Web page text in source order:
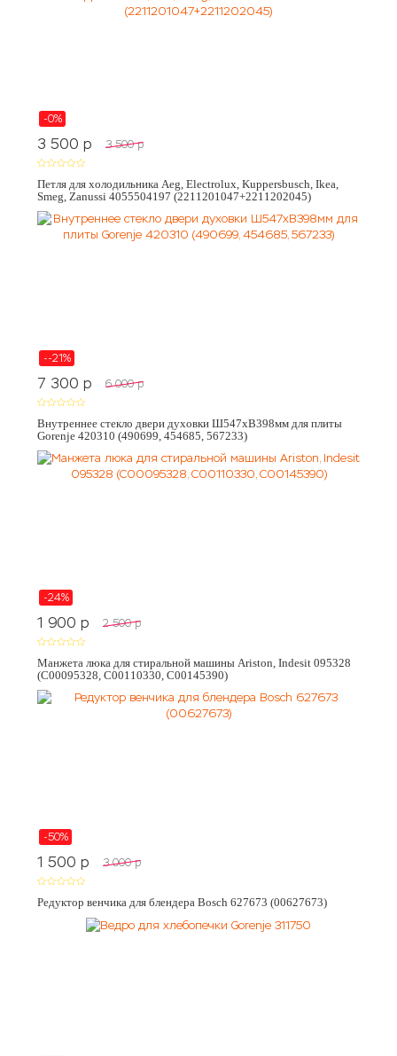
-0%
3 500 p 3 500 p
Петля для холодильника Aeg, Electrolux, Kuppersbusch, Ikea,
Smeg, Zanussi 4055504197 (2211201047+2211202045)
--21%
7 300 p 6 000 p
Внутреннее стекло двери духовки Ш547хВ398мм для плиты
Gorenje 420310 (490699, 454685, 567233)
-24%
1 900 p 2 500 p
Манжета люка для стиральной машины Ariston, Indesit 095328
(C00095328, C00110330, C00145390)
-50%
1 500 p 3 000 p
Редуктор венчика для блендера Bosch 627673 (00627673)